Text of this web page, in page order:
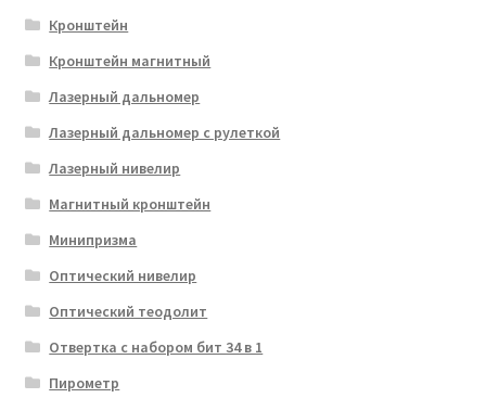
Кронштейн
Кронштейн магнитный
Лазерный дальномер
Лазерный дальномер с рулеткой
Лазерный нивелир
Магнитный кронштейн
Минипризма
Оптический нивелир
Оптический теодолит
Отвертка с набором бит 34 в 1
Пирометр